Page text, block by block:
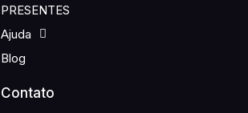
PRESENTES
Ajuda
Blog
Contato